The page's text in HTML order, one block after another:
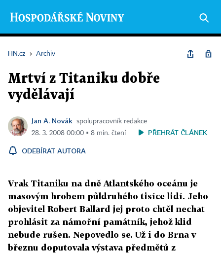
HN.cz › Archiv
Mrtví z Titaniku dobře
vydělávají
Jan A. Novák
spolupracovník redakce
28. 3. 2008 00:00 ▪ 8 min. čtení
PŘEHRÁT ČLÁNEK
ODEBÍRAT AUTORA
Vrak Titaniku na dně Atlantského oceánu je
masovým hrobem půldruhého tisíce lidí. Jeho
objevitel Robert Ballard jej proto chtěl nechat
prohlásit za námořní památník, jehož klid
nebude rušen. Nepovedlo se. Už i do Brna v
březnu doputovala výstava předmětů z